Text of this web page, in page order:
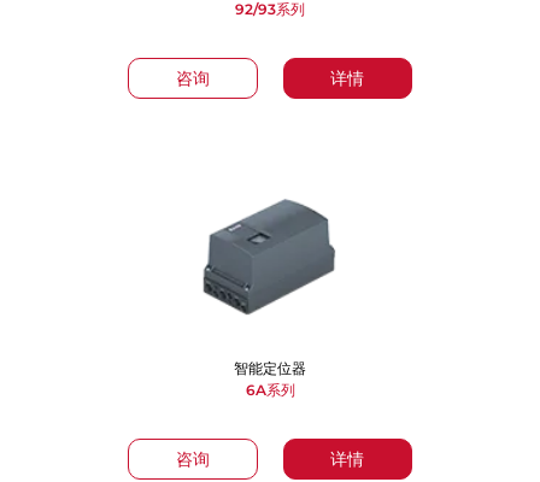
咨询 详情
92/93系列
咨询 详情
智能定位器
6A系列